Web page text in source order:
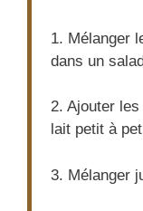
1. Mélanger
dans un
2. Ajouter
lait petit à
3. Mélanger